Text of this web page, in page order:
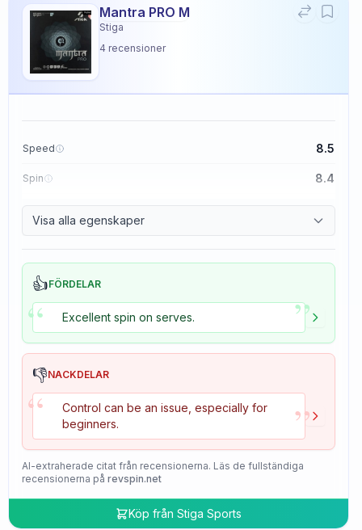
Mantra PRO M
Stiga
4 recensioner
Speed 8.5
Spin 8.4
Visa alla egenskaper
👍FÖRDELAR
“ Excellent spin on serves. ”
👎NACKDELAR
“
Control can be an issue, especially for
beginners.
”
AI-extraherade citat från recensionerna. Läs de fullständiga
recensionerna på revspin.net
Köp från Stiga Sports